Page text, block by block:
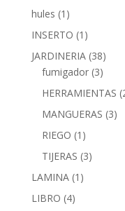
hules (1)
INSERTO (1)
JARDINERIA (38)
fumigador (3)
HERRAMIENTAS
MANGUERAS (3)
RIEGO (1)
TIJERAS (3)
LAMINA (1)
LIBRO (4)